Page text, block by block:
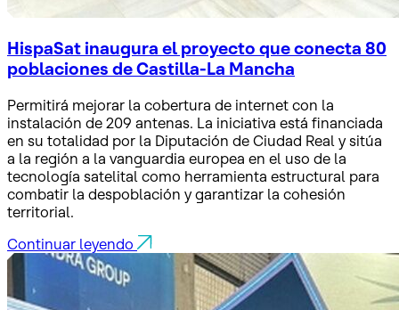
HispaSat inaugura el proyecto que conecta 80
poblaciones de Castilla-La Mancha
Permitirá mejorar la cobertura de internet con la
instalación de 209 antenas. La iniciativa está financiada
en su totalidad por la Diputación de Ciudad Real y sitúa
a la región a la vanguardia europea en el uso de la
tecnología satelital como herramienta estructural para
combatir la despoblación y garantizar la cohesión
territorial.
Continuar leyendo